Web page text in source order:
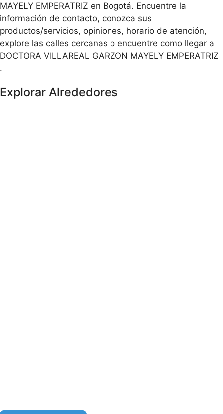
MAYELY EMPERATRIZ en Bogotá. Encuentre la
información de contacto, conozca sus
productos/servicios, opiniones, horario de atención,
explore las calles cercanas o encuentre como llegar a
DOCTORA VILLAREAL GARZON MAYELY EMPERATRIZ
.
Explorar Alrededores